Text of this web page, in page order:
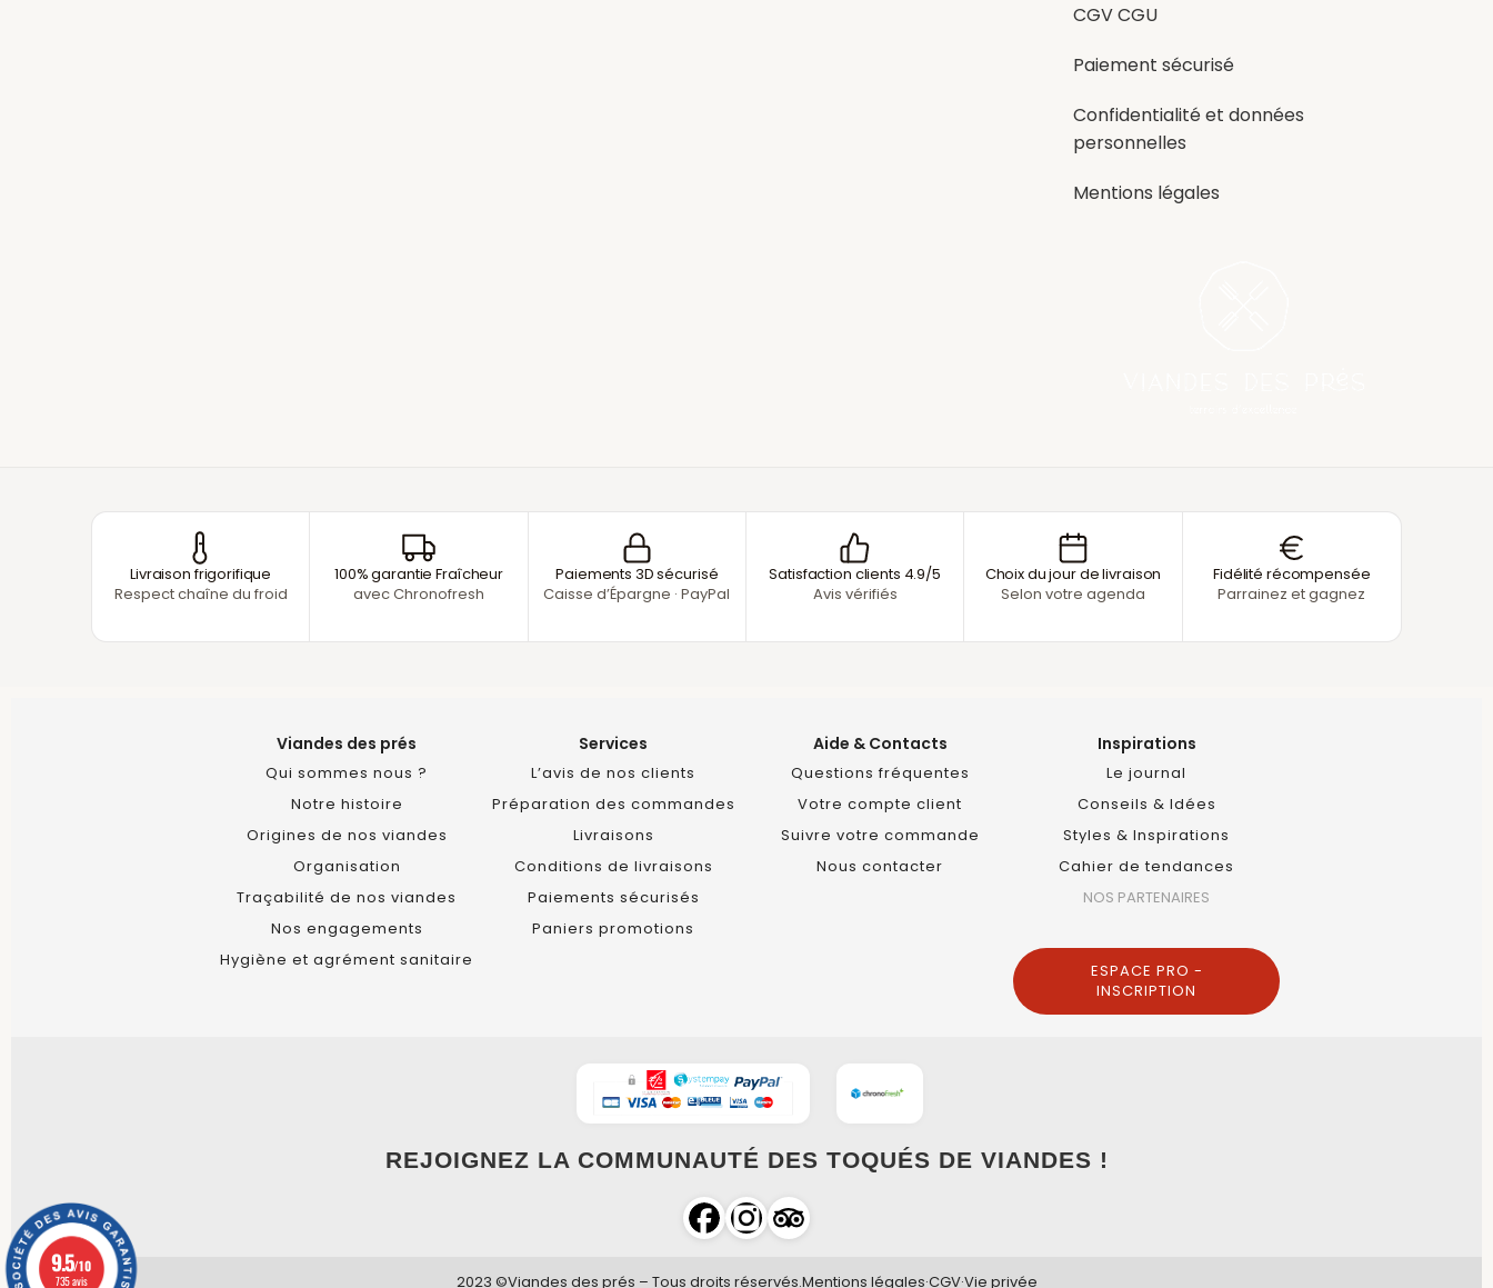
CGV CGU
Paiement sécurisé
Confidentialité et données
personnelles
Mentions légales
Livraison frigorifique
Respect chaîne du froid
100% garantie Fraîcheur
avec Chronofresh
Paiements 3D sécurisé
Caisse d’Épargne · PayPal
Satisfaction clients 4.9/5
Avis vérifiés
Choix du jour de livraison
Selon votre agenda
Fidélité récompensée
Parrainez et gagnez
Viandes des prés
Qui sommes nous ?
Notre histoire
Origines de nos viandes
Organisation
Traçabilité de nos viandes
Nos engagements
Hygiène et agrément sanitaire
Services
L’avis de nos clients
Préparation des commandes
Livraisons
Conditions de livraisons
Paiements sécurisés
Paniers promotions
Aide & Contacts
Questions fréquentes
Votre compte client
Suivre votre commande
Nous contacter
Inspirations
Le journal
Conseils & Idées
Styles & Inspirations
Cahier de tendances
NOS PARTENAIRES
ESPACE PRO -
INSCRIPTION
REJOIGNEZ LA COMMUNAUTÉ DES TOQUÉS DE VIANDES !
2023 ©Viandes des prés – Tous droits réservés.Mentions légales·CGV·Vie privée
9.5/10
735 avis